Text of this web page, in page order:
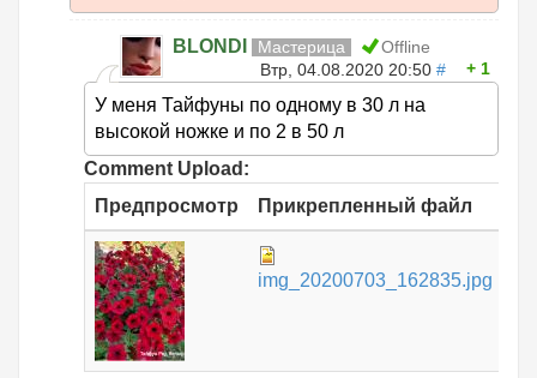
BLONDI Мастерица
Offline
Втр, 04.08.2020 20:50 # 1
У меня Тайфуны по одному в 30 л на
высокой ножке и по 2 в 50 л
Comment Upload:
Предпросмотр
Прикрепленный файл
img_20200703_162835.jpg